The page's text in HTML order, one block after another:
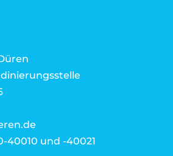
40010 und -40021